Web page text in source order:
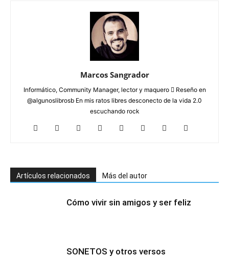
Marcos Sangrador
Informático, Community Manager, lector y maquero  Reseño en
@algunoslibrosb En mis ratos libres desconecto de la vida 2.0
escuchando rock
Artículos relacionados Más del autor
Cómo vivir sin amigos y ser feliz
SONETOS y otros versos